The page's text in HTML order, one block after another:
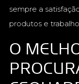
sempre a
produtos e
O